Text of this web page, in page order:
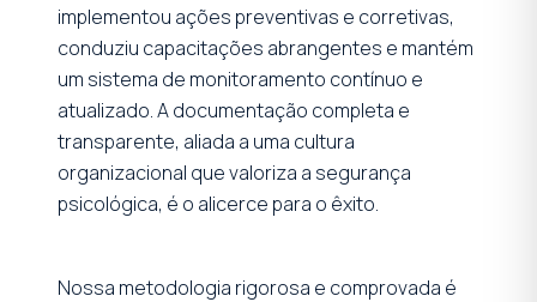
implementou ações preventivas e corretivas,
conduziu capacitações abrangentes e mantém
um sistema de monitoramento contínuo e
atualizado. A documentação completa e
transparente, aliada a uma cultura
organizacional que valoriza a segurança
psicológica, é o alicerce para o êxito.
Nossa metodologia rigorosa e comprovada é